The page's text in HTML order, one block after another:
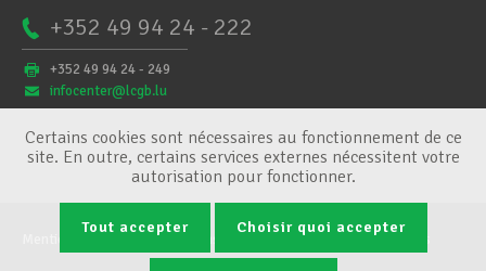
+352 49 94 24 - 222
+352 49 94 24 - 249
infocenter@lcgb.lu
Conditions générales Gestion des cookies
Certains cookies sont nécessaires au fonctionnement de ce
site. En outre, certains services externes nécessitent votre
autorisation pour fonctionner.
Tout accepter Choisir quoi accepter